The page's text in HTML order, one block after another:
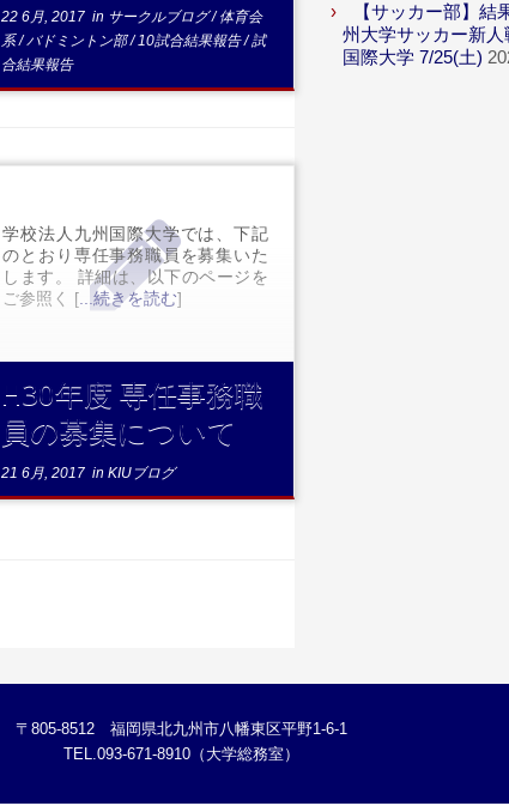
22 6月, 2017 in サークルブログ/体育会
系/バドミントン部/10試合結果報告/試
合結果報告
学校法人九州国際大学では、下記
のとおり専任事務職員を募集いた
します。 詳細は、以下のページを
ご参照く [ ...続きを読む]
H30年度 専任事務職
員の募集について
21 6月, 2017 inKIUブログ
【サッカー部】
州大学サッカー新
国際大学 7/25(土)
〒805-8512 福岡県北九州市八幡東区平野1-6-1
TEL.093-671-8910（大学総務室）